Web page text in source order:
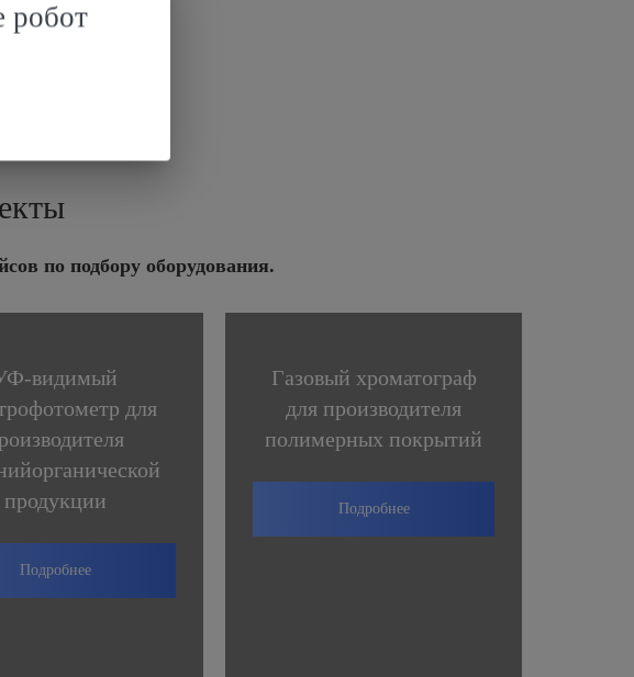
по подбору оборудования.
видимый
для
продукции
Подробнее
Газовый хроматограф
для производителя
полимерных покрытий
Подробнее
робот